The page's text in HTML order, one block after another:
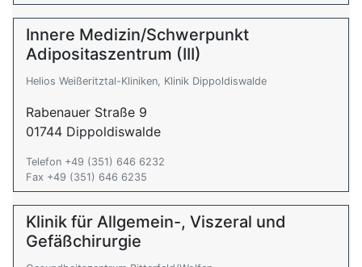
Innere Medizin/Schwerpunkt
Adipositaszentrum (III)
Helios Weißeritztal-Kliniken, Klinik Dippoldiswalde
Rabenauer Straße 9
01744 Dippoldiswalde
Telefon +49 (351) 646 6232
Fax +49 (351) 646 6235
Klinik für Allgemein-, Viszeral und
Gefäßchirurgie